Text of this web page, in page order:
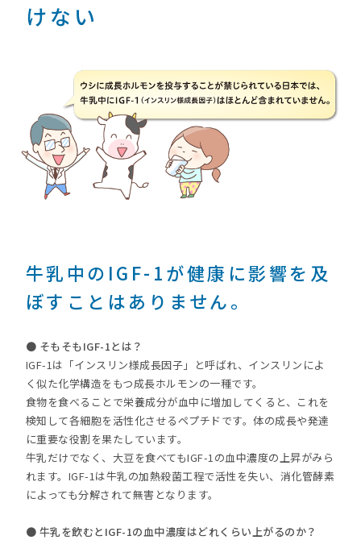
けない
牛乳中のIGF-1が健康に影響を及
ぼすことはありません。
● そもそもIGF-1とは？
IGF-1は「インスリン様成長因子」と呼ばれ、インスリンによ
く似た化学構造をもつ成長ホルモンの一種です。
食物を食べることで栄養成分が血中に増加してくると、これを
検知して各細胞を活性化させるペプチドです。体の成長や発達
に重要な役割を果たしています。
牛乳だけでなく、大豆を食べてもIGF-1の血中濃度の上昇がみら
れます。IGF-1は牛乳の加熱殺菌工程で活性を失い、消化管酵素
によっても分解されて無害となります。
● 牛乳を飲むとIGF-1の血中濃度はどれくらい上がるのか？